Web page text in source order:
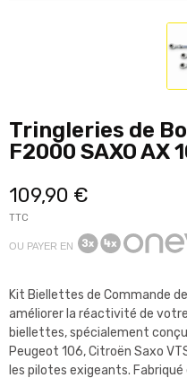
Tringleries de
F2000 SAXO AX
109,90 €
TTC
OU PAYER EN
Kit Biellettes de Commande
améliorer la réactivité de
biellettes, spécialement
Peugeot 106, Citroën Saxo
les pilotes exigeants.